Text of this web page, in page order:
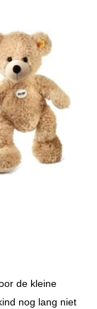
de kleine
nog lang niet